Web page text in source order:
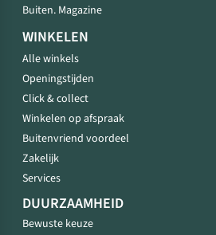
Buiten. Magazine
WINKELEN
Alle winkels
Openingstijden
Click & collect
Winkelen op afspraak
Buitenvriend voordeel
Zakelijk
Services
DUURZAAMHEID
Bewuste keuze